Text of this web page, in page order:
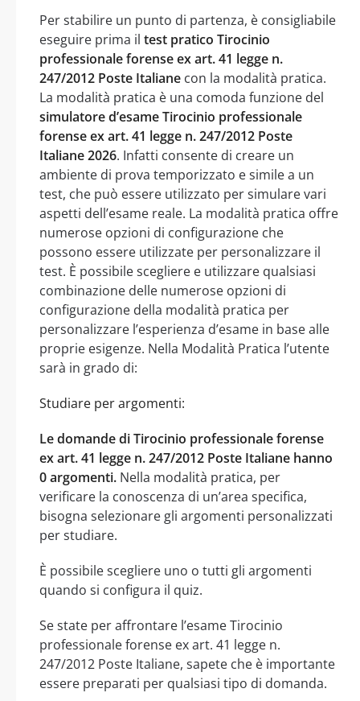
Per stabilire un punto di partenza, è consigliabile
eseguire prima il test pratico Tirocinio
professionale forense ex art. 41 legge n.
247/2012 Poste Italiane con la modalità pratica.
La modalità pratica è una comoda funzione del
simulatore d’esame Tirocinio professionale
forense ex art. 41 legge n. 247/2012 Poste
Italiane 2026. Infatti consente di creare un
ambiente di prova temporizzato e simile a un
test, che può essere utilizzato per simulare vari
aspetti dell’esame reale. La modalità pratica offre
numerose opzioni di configurazione che
possono essere utilizzate per personalizzare il
test. È possibile scegliere e utilizzare qualsiasi
combinazione delle numerose opzioni di
configurazione della modalità pratica per
personalizzare l’esperienza d’esame in base alle
proprie esigenze. Nella Modalità Pratica l’utente
sarà in grado di:
Studiare per argomenti:
Le domande di Tirocinio professionale forense
ex art. 41 legge n. 247/2012 Poste Italiane hanno
0 argomenti. Nella modalità pratica, per
verificare la conoscenza di un’area specifica,
bisogna selezionare gli argomenti personalizzati
per studiare.
È possibile scegliere uno o tutti gli argomenti
quando si configura il quiz.
Se state per affrontare l’esame Tirocinio
professionale forense ex art. 41 legge n.
247/2012 Poste Italiane, sapete che è importante
essere preparati per qualsiasi tipo di domanda.